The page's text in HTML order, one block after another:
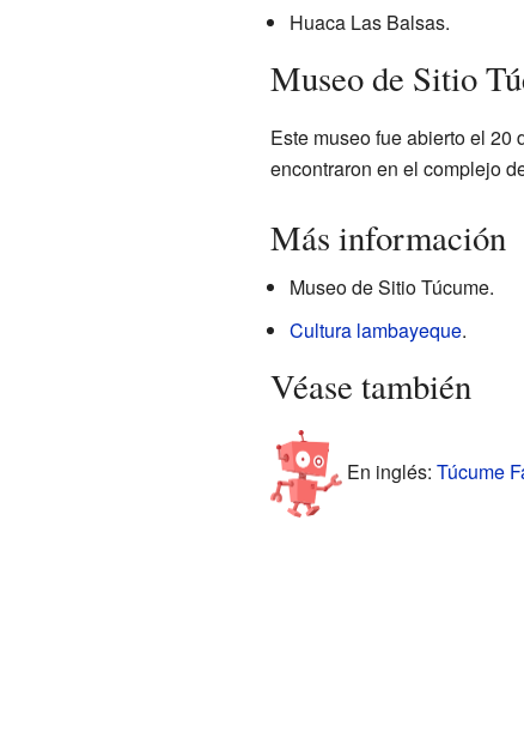
Huaca Las Balsas.
Museo de Sitio
Este museo fue abierto el
encontraron en el complejo
Más información
Museo de Sitio Túcume.
Cultura lambayeque.
Véase también
En inglés: Túcume